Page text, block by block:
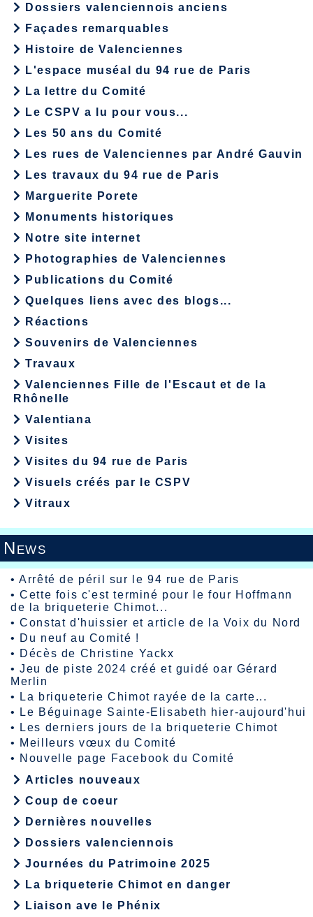
Dossiers valenciennois anciens
Façades remarquables
Histoire de Valenciennes
L'espace muséal du 94 rue de Paris
La lettre du Comité
Le CSPV a lu pour vous...
Les 50 ans du Comité
Les rues de Valenciennes par André Gauvin
Les travaux du 94 rue de Paris
Marguerite Porete
Monuments historiques
Notre site internet
Photographies de Valenciennes
Publications du Comité
Quelques liens avec des blogs...
Réactions
Souvenirs de Valenciennes
Travaux
Valenciennes Fille de l'Escaut et de la
Rhônelle
Valentiana
Visites
Visites du 94 rue de Paris
Visuels créés par le CSPV
Vitraux
News
•Arrêté de péril sur le 94 rue de Paris
•Cette fois c'est terminé pour le four Hoffmann
de la briqueterie Chimot...
•Constat d'huissier et article de la Voix du Nord
• Du neuf au Comité !
• Décès de Christine Yackx
•Jeu de piste 2024 créé et guidé oar Gérard
Merlin
•
La briqueterie Chimot rayée de la carte...
•
Le Béguinage Sainte-Elisabeth hier-aujourd'hui
•
Les derniers jours de la briqueterie Chimot
• Meilleurs vœux du Comité
• Nouvelle page Facebook du Comité
Articles nouveaux
Coup de coeur
Dernières nouvelles
Dossiers valenciennois
Journées du Patrimoine 2025
La briqueterie Chimot en danger
Liaison ave le Phénix